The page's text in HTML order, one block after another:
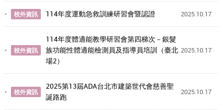
校外資訊 114年度運動急救訓練研習會暨認證 2025.10.17
校外資訊
114年度體適能教學研習會第四梯次－銀髮
族功能性體適能檢測員及指導員培訓（臺北
場2）
2025.10.17
校外資訊
2025第13屆ADA台北市建築世代會慈善聖
誕路跑
2025.10.17